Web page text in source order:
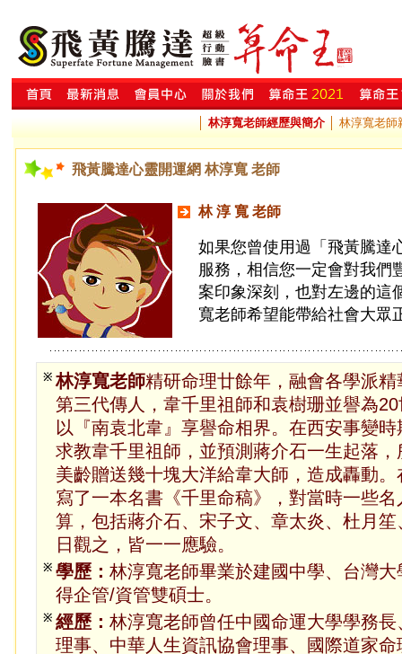
│林淳寬老師經歷與簡介│ 林淳寬老師
飛黃騰達心靈開運網 林淳寬 老師
林 淳 寬 老師
如果您曾使用過「飛黃騰達
服務，相信您一定會對我們
案印象深刻，也對左邊的這
寬老師希望能帶給社會大眾
※ 林淳寬老師精研命理廿餘年，融會各學派
第三代傳人，韋千里祖師和袁樹珊並譽為
以『南袁北韋』享譽命相界。在西安事變
求教韋千里祖師，並預測蔣介石一生起落
美齡贈送幾十塊大洋給韋大師，造成轟動
寫了一本名書《千里命稿》，對當時一些
算，包括蔣介石、宋子文、章太炎、杜月
日觀之，皆一一應驗。
※ 學歷： 林淳寬老師畢業於建國中學、台灣
得企管/資管雙碩士。
※ 經歷： 林淳寬老師曾任中國命運大學學務
理事、中華人生資訊協會理事、國際道家